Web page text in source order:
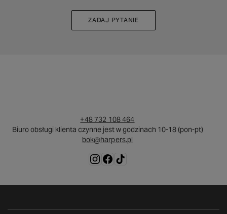
ZADAJ PYTANIE
+48 732 108 464
Biuro obsługi klienta czynne jest w godzinach 10-18 (pon-pt)
bok@harpers.pl